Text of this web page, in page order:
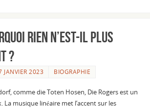
rien n’est-il plus
?
JANVIER 2023 BIOGRAPHIE
comme die Toten Hosen, Die Rogers est un
La musique linéaire met l’accent sur les